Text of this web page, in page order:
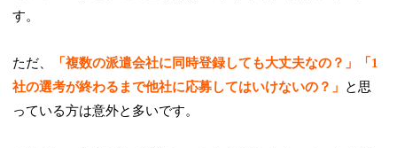
す。
ただ、
「複数の派遣会社に同時登録しても大丈夫なの？」「1
社の選考が終わるまで他社に応募してはいけないの？」
と思
っている方は意外と多いです。